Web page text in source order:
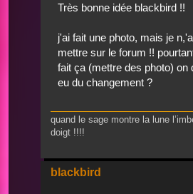
Très bonne idée blackbird !!
j'ai fait une photo, mais je
mettre sur le forum !!
fait ça (mettre des photo) on
eu du changement ?
quand le sage montre la lune
doigt !!!!
blackbird